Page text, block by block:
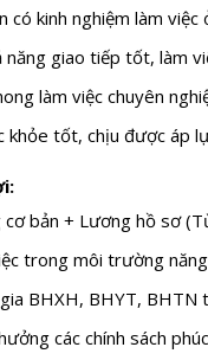
có kinh nghiệm làm
năng giao tiếp tốt, làm
làm việc chuyên
khỏe tốt, chịu được áp
cơ bản + Lương hồ sơ
trong môi trường
BHXH, BHYT, BHTN
các chính sách